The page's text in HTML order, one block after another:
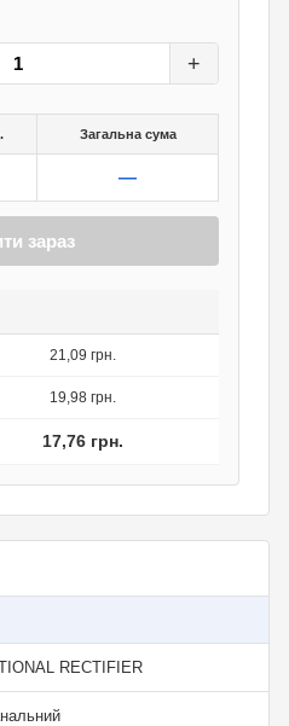
+
Загальна сума
—
зараз
21,09 грн.
19,98 грн.
17,76 грн.
RECTIFIER